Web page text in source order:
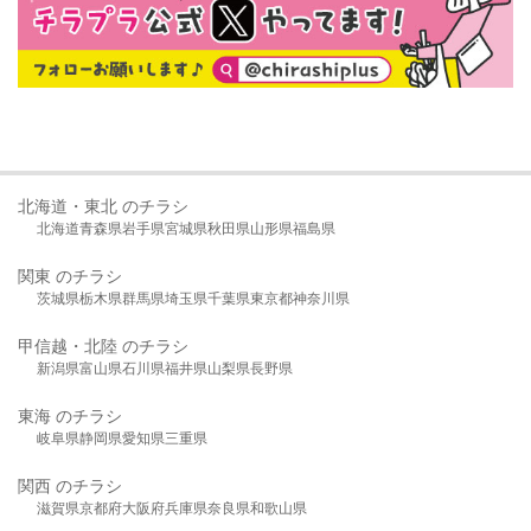
北海道・東北 のチラシ
北海道青森県岩手県宮城県秋田県山形県福島県
関東 のチラシ
茨城県栃木県群馬県埼玉県千葉県東京都神奈川県
甲信越・北陸 のチラシ
新潟県富山県石川県福井県山梨県長野県
東海 のチラシ
岐阜県静岡県愛知県三重県
関西 のチラシ
滋賀県京都府大阪府兵庫県奈良県和歌山県